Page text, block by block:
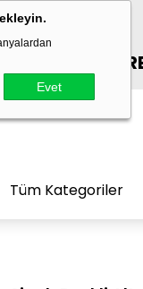
Evet
KARGO -
Tüm Kategoriler